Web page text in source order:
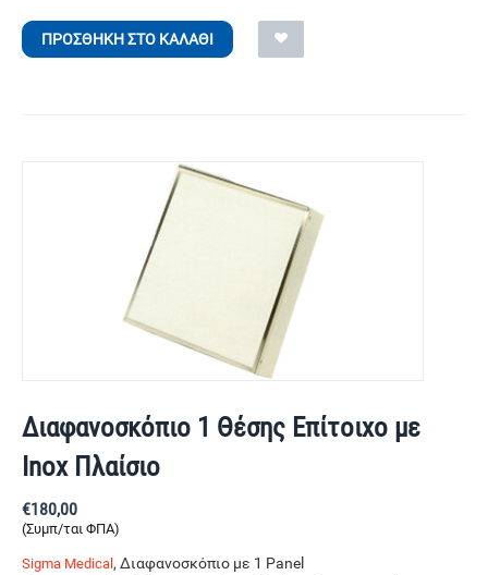
ΠΡΟΣΘΉΚΗ ΣΤΟ ΚΑΛΆΘΙ
Διαφανοσκόπιο 1 Θέσης Επίτοιχο με
Inox Πλαίσιο
€180,00
(Συμπ/ται ΦΠΑ)
Sigma Medical , Διαφανοσκόπιο με 1 Panel